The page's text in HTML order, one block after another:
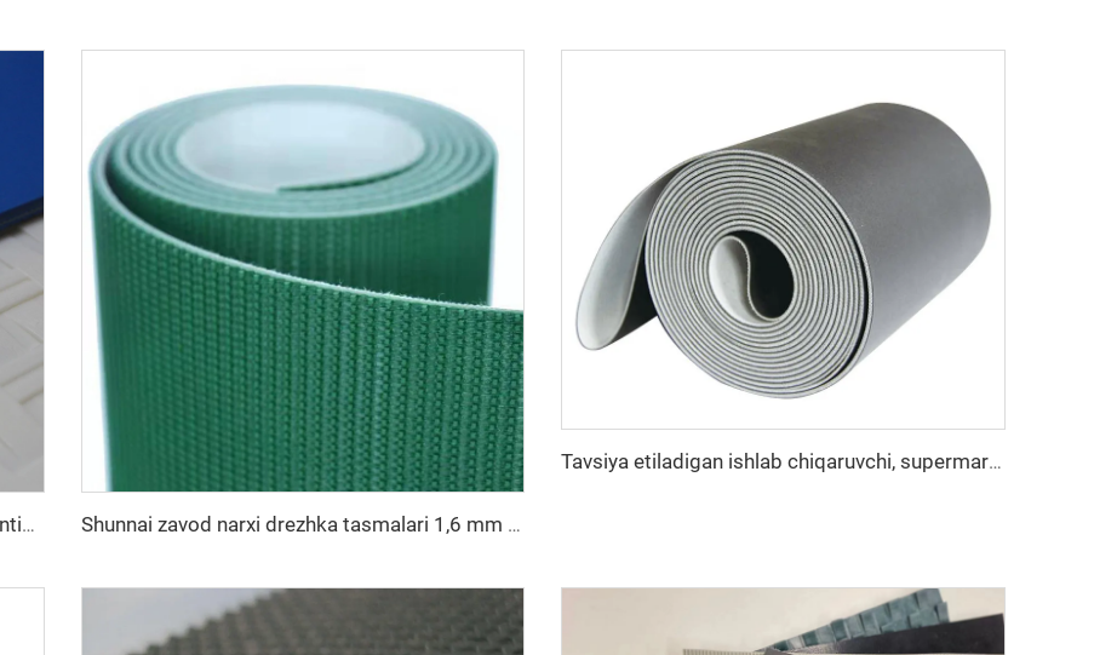
Nonvoyxona va shirinlik restoranlari uchun antistatik va yopishmaydigan transportyor lentalarini ishlab chiqaruvchi Shunnai zavod narxi drezhka tasmalari 1,6 mm qora drezhka yugurish tasmasi PVC yurish mashinasi tasmasi
Tavsiya etiladigan ishlab chiqaruvchi, supermarkaz kassalari uchun konveyerli shtang' bilan, yuqori tezlikda barqaror ishlaydigan Pu konveyer lenta